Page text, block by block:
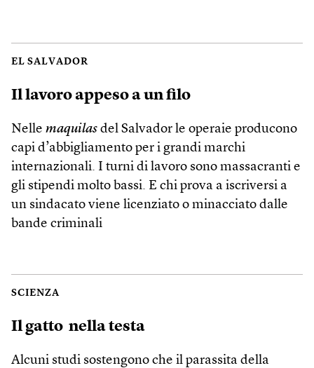
EL SALVADOR
Il lavoro appeso a un filo
Nelle maquilas del Salvador le operaie producono
capi d’abbigliamento per i grandi marchi
internazionali. I turni di lavoro sono massacranti e
gli stipendi molto bassi. E chi prova a iscriversi a
un sindacato viene licenziato o minacciato dalle
bande criminali
SCIENZA
Il gatto nella testa
Alcuni studi sostengono che il parassita della